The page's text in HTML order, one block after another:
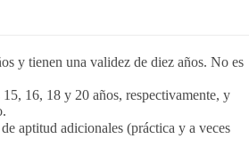
y tienen una validez de diez años. No es
16, 18 y 20 años, respectivamente, y
aptitud adicionales (práctica y a veces